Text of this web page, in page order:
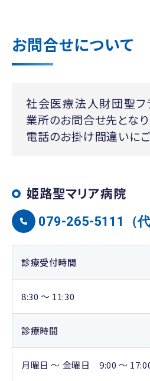
お問合せについて
社会医療法人財団聖フ
業所のお問合せ先となり
電話のお掛け間違いにご
姫路聖マリア病院
079-265-5111（代
診療受付時間
8:30 ～ 11:30
診療時間
月曜日 ～ 金曜日 9:00 ～